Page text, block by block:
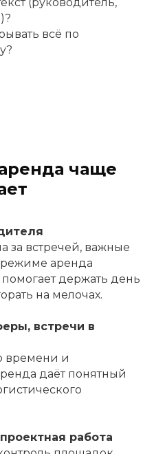
всё по
чаще
за встречей, важные
режиме аренда
держать день
на мелочах.
встречи в
времени и
даёт понятный
работа